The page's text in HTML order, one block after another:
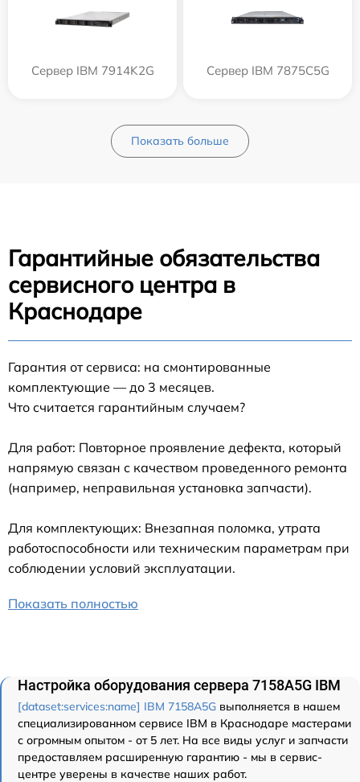
Сервер IBM 7914K2G Сервер IBM 7875C5G
Показать больше
Гарантийные обязательства
сервисного центра в
Краснодаре
Гарантия от сервиса: на смонтированные
комплектующие — до 3 месяцев.
Что считается гарантийным случаем?
Для работ: Повторное проявление дефекта, который
напрямую связан с качеством проведенного ремонта
(например, неправильная установка запчасти).
Для комплектующих: Внезапная поломка, утрата
работоспособности или техническим параметрам при
соблюдении условий эксплуатации.
Показать полностью
Настройка оборудования сервера 7158A5G IBM
[dataset:services:name] IBM 7158A5G выполняется в нашем
специализированном сервисе IBM в Краснодаре мастерами
с огромным опытом - от 5 лет. На все виды услуг и запчасти
предоставляем расширенную гарантию - мы в сервис-
центре уверены в качестве наших работ.